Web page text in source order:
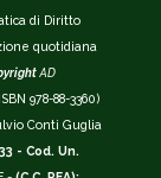
di Diritto
quotidiana
AD
978-88-3360)
Conti Guglia
- Cod. Un.